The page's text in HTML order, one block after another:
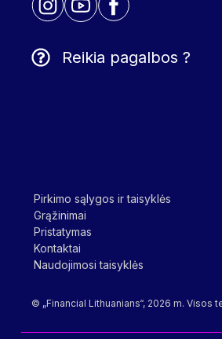
Reikia pagalbos ?
Pirkimo sąlygos ir taisyklės
Grąžinimai
Pristatymas
Kontaktai
Naudojimosi taisyklės
© „Financial Lithuanians“, 2026 m. Visos